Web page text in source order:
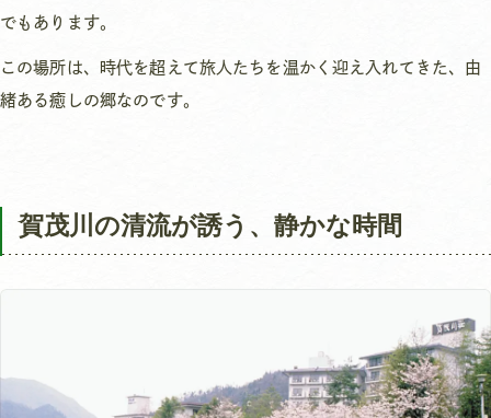
でもあります。
この場所は、時代を超えて旅人たちを温かく迎え入れてきた、由
緒ある癒しの郷なのです。
賀茂川の清流が誘う、静かな時間